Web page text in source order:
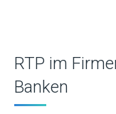
RTP im
Banken